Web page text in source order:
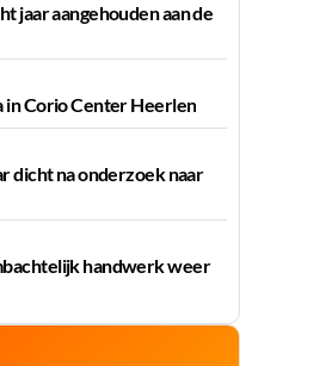
jaar aangehouden aan de
Corio Center Heerlen
dicht na onderzoek naar
handwerk weer